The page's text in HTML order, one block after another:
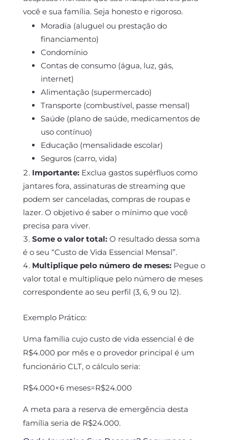
você e sua família. Seja honesto e rigoroso.
Moradia (aluguel ou prestação do
financiamento)
Condomínio
Contas de consumo (água, luz, gás,
internet)
Alimentação (supermercado)
Transporte (combustível, passe mensal)
Saúde (plano de saúde, medicamentos de
uso contínuo)
Educação (mensalidade escolar)
Seguros (carro, vida)
Importante:Exclua gastos supérfluos como
jantares fora, assinaturas de streaming que
podem ser canceladas, compras de roupas e
lazer. O objetivo é saber o mínimo que você
precisa para viver.
Some o valor total:O resultado dessa soma
é o seu “Custo de Vida Essencial Mensal”.
Multiplique pelo número de meses:Pegue o
valor total e multiplique pelo número de meses
correspondente ao seu perfil (3, 6, 9 ou 12).
Exemplo Prático:
Uma família cujo custo de vida essencial é de
R$4.000 por mês e o provedor principal é um
funcionário CLT, o cálculo seria:
R$4.000×6 meses=R$24.000
A meta para a reserva de emergência desta
família seria de R$24.000.